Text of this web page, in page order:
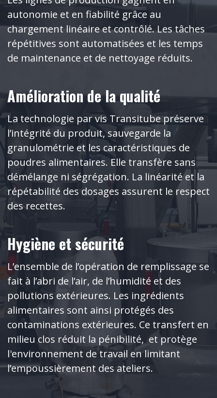
autonomie et en fiabilité grâce au
chargement linéaire et contrôlé. Les tâches
répétitives sont automatisées et les temps
de maintenance et de nettoyage réduits.
Amélioration de la qualité
La technologie par vis Transitube préserve
l’intégrité du produit, sauvegarde la
granulométrie et les caractéristiques de
poudres alimentaires. Elle transfère sans
démélange ni ségrégation. La linéarité et la
répétabilité des dosages assurent le respect
des recettes.
Hygiène et sécurité
L’ensemble de l’opération de remplissage se
fait à l’abri de l’air, de l’humidité et des
pollutions extérieures. Les ingrédients
alimentaires sont ainsi protégés des
contaminations extérieures. Ce transfert en
milieu clos réduit la pénibilité, et protège
l'environnement de travail en limitant
l’empoussièrement des ateliers.